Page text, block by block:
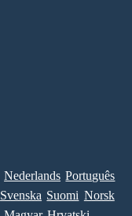
Nederlands Português
Svenska Suomi Norsk